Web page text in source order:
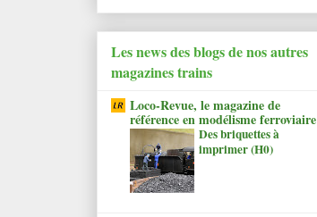
Les news des blogs de nos autres
magazines trains
Loco-Revue, le magazine de
référence en modélisme ferroviaire
Des briquettes à
imprimer (H0)